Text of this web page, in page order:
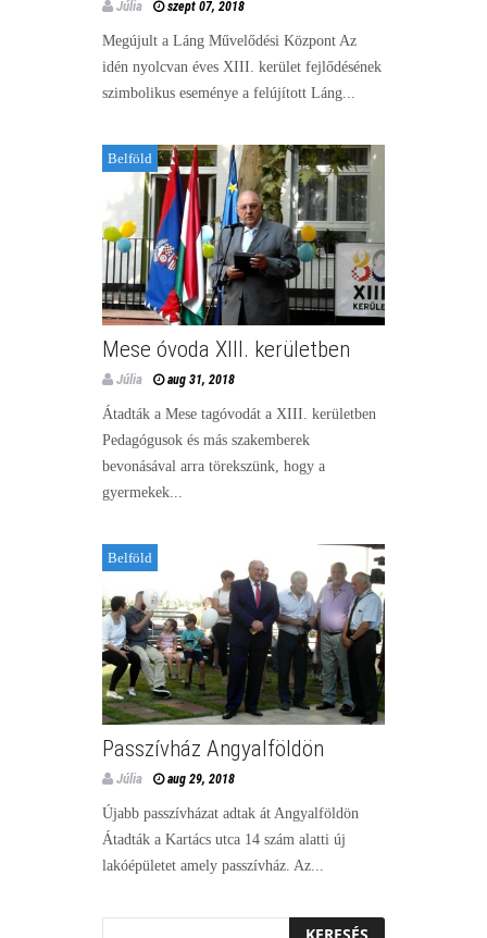
Júlia szept 07, 2018
Megújult a Láng Művelődési Központ Az
idén nyolcvan éves XIII. kerület fejlődésének
szimbolikus eseménye a felújított Láng...
Belföld
Mese óvoda XIII. kerületben
Júlia aug 31, 2018
Átadták a Mese tagóvodát a XIII. kerületben
Pedagógusok és más szakemberek
bevonásával arra törekszünk, hogy a
gyermekek...
Belföld
Passzívház Angyalföldön
Júlia aug 29, 2018
Újabb passzívházat adtak át Angyalföldön
Átadták a Kartács utca 14 szám alatti új
lakóépületet amely passzívház. Az...